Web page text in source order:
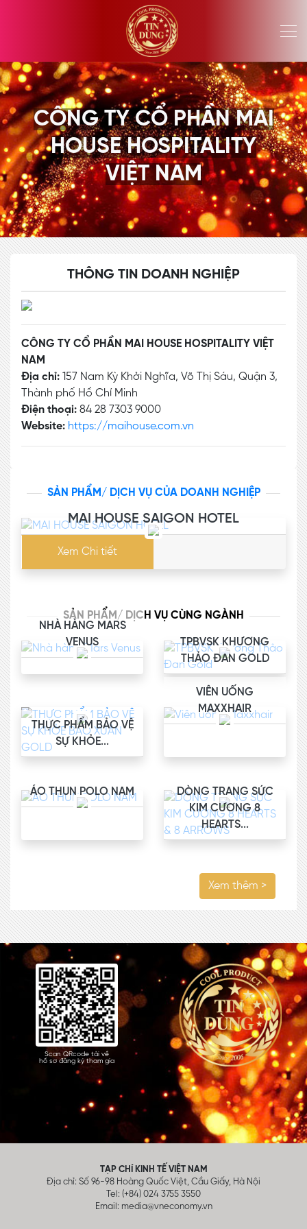
CÔNG TY CỔ PHẦN MAI
HOUSE HOSPITALITY
VIỆT NAM
THÔNG TIN DOANH NGHIỆP
CÔNG TY CỔ PHẦN MAI HOUSE HOSPITALITY VIỆT
NAM
Địa chỉ: 157 Nam Kỳ Khởi Nghĩa, Võ Thị Sáu, Quận 3,
Thành phố Hồ Chí Minh
Điện thoại: 84 28 7303 9000
Website: https://maihouse.com.vn
SẢN PHẨM/ DỊCH VỤ CỦA DOANH NGHIỆP
MAI HOUSE SAIGON HOTEL
Xem Chi tiết
SẢN PHẨM/ DỊCH VỤ CÙNG NGÀNH
NHÀ HÀNG MARS
VENUS
TPBVSK KHƯƠNG
THẢO ĐAN GOLD
THỰC PHẨM BẢO VỆ
SỰ KHỎE...
VIÊN UỐNG
MAXXHAIR
ÁO THUN POLO NAM
DÒNG TRANG SỨC
KIM CƯƠNG 8
HEARTS...
Xem thêm >
Scan QRcode tải về
hồ sơ đăng ký tham gia
TẠP CHÍ KINH TẾ VIỆT NAM
Địa chỉ: Số 96-98 Hoàng Quốc Việt, Cầu Giấy, Hà Nội
Tel: (+84) 024 3755 3550
Email: media@vneconomy.vn